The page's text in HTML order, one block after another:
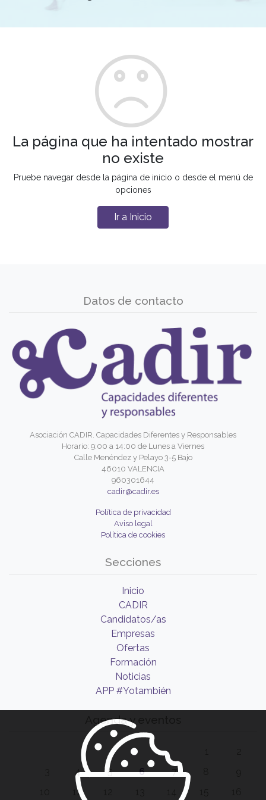
La página que ha intentado mostrar
no existe
Pruebe navegar desde la página de inicio o desde el menú de
opciones
Ir a Inicio
Datos de contacto
Asociación CADIR. Capacidades Diferentes y Responsables
Horario: 9:00 a 14:00 de Lunes a Viernes
Calle Menéndez y Pelayo 3-5 Bajo
46010 VALENCIA
960301644
cadir@cadir.es
Política de privacidad
Aviso legal
Política de cookies
Secciones
Inicio
CADIR
Candidatos/as
Empresas
Ofertas
Formación
Noticias
APP #Yotambién
Agenda y eventos
4 5 6 7
11